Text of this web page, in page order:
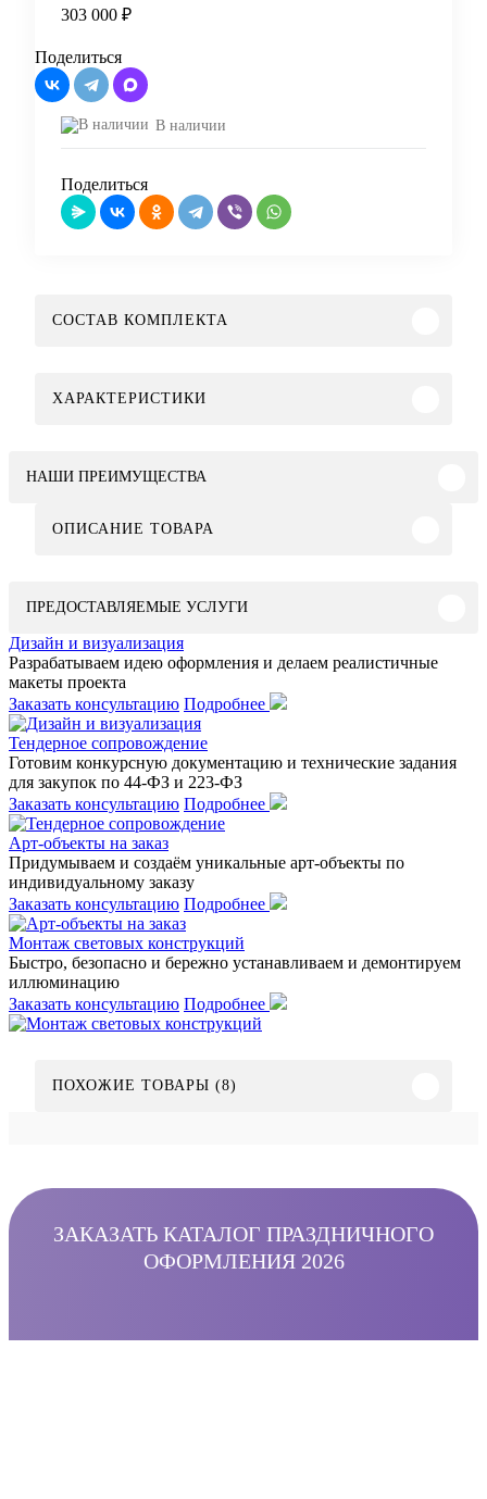
303 000 ₽
Поделиться
В наличии
Поделиться
СОСТАВ КОМПЛЕКТА
ХАРАКТЕРИСТИКИ
НАШИ ПРЕИМУЩЕСТВА
ОПИСАНИЕ ТОВАРА
ПРЕДОСТАВЛЯЕМЫЕ УСЛУГИ
Дизайн и визуализация
Разрабатываем идею оформления и делаем реалистичные
макеты проекта
Заказать консультацию Подробнее
Тендерное сопровождение
Готовим конкурсную документацию и технические задания
для закупок по 44-ФЗ и 223-ФЗ
Заказать консультацию Подробнее
Арт-объекты на заказ
Придумываем и создаём уникальные арт-объекты по
индивидуальному заказу
Заказать консультацию Подробнее
Монтаж световых конструкций
Быстро, безопасно и бережно устанавливаем и демонтируем
иллюминацию
Заказать консультацию Подробнее
ПОХОЖИЕ ТОВАРЫ (8)
ЗАКАЗАТЬ КАТАЛОГ ПРАЗДНИЧНОГО
ОФОРМЛЕНИЯ 2026